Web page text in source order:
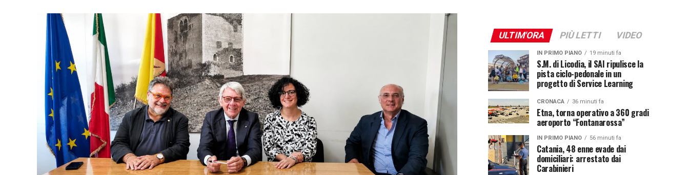
ULTIM'ORA PIÙ LETTI VIDEO
IN PRIMO PIANO 19 minuti fa
S.M. di Licodia, il SAI ripulisce la
pista ciclo-pedonale in un
progetto di Service Learning
CRONACA 36 minuti fa
Etna, torna operativo a 360 gradi
aeroporto “Fontanarossa”
IN PRIMO PIANO 56 minuti fa
Catania, 48 enne evade dai
domiciliari: arrestato dai
Carabinieri